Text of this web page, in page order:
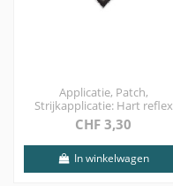
Applicatie, Patch,
Strijkapplicatie: Hart reflex
CHF 3,30
In winkelwagen